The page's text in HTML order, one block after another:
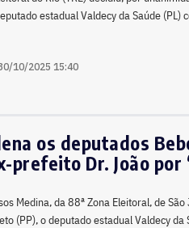
estadual Valdecy da Saúde (PL)
10/2025 15:40
os deputados
prefeito Dr. João por
Medina, da 88ª Zona Eleitoral, de
(PP), o deputado estadual Valdecy da